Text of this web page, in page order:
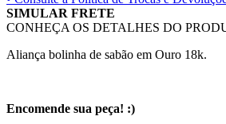
SIMULAR FRETE
CONHEÇA OS DETALHES DO
Aliança bolinha de sabão em Ouro 18k.
Encomende sua peça! :)